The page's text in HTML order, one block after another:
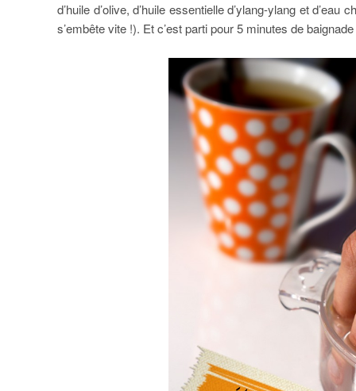
d’huile d’olive, d’huile essentielle d’ylang-ylang et
s’embête vite !). Et c’est parti pour 5 minutes de